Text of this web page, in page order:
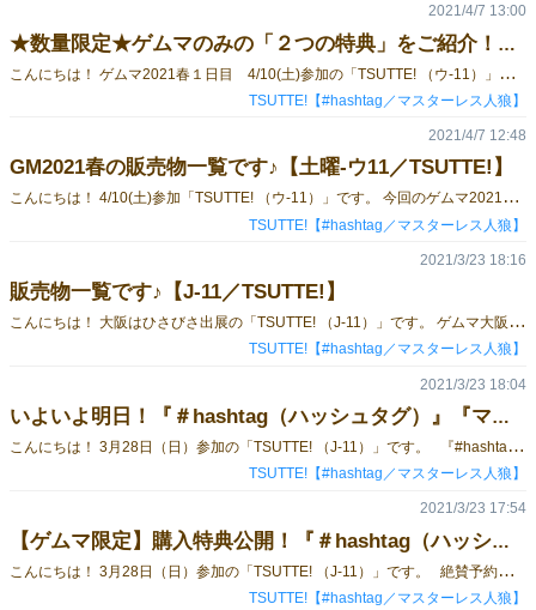
★数量限定★ゲムマのみの「２つの特典」をご紹介！【土曜-ウ11／TSUTTE!】
こ
んにちは！ ゲムマ2021春１日目 4/10(土)参加の「TSUTTE! （ウ-11）」です。 購入をお考えの方に超★お得な特典情報をお知らせ♪ ↓ ↓ ↓ ↓ ↓ ↓ 好評発売中の『#hashtag（ハッシュタグ）』、 少人数から遊べる人狼ゲーム『マスターレス人狼』ですが、 今回は素敵な特典が２つあります！！ ↓ ↓ ↓ ↓ ↓ ↓ ◆１つめは・・・【なくなり次第終了！数量限定！】事前予約限定特典！ TSUTTE!のゲーム ・#hashtag（ハッシュタグ） ・マスターレス人狼（関連の商品） を事前のお取り置き予約をいただいた方に、「人狼マスキングテープ」をプレゼント！ →人狼マステの詳細はこちら：遊べるマステ「人狼マスキングテープ」 こちらは数量限定のため、無くなり次第受付終了となりますので、 気になる方はお早めにご予約を！！ ↓事前取り置きのご予約はこちらから↓ ◆◆◆ 予約ページ ◆◆◆ ◆２つめは・・・【#hashtag購入者全員プレゼント】ゲムマ会場限定特典！ 『#hashtag（ハッシュタグ）』をイベント会場で購入してくださった方限定で 特別な「ハッシュタグカード」を2枚つけちゃいます！！ これで使える「ハッシュタグカード」の種類は162枚に… しかも、「＃ゲームマーケット」「＃戦利品」の2枚なので、ゲムマ帰りに遊んですぐ使えちゃう内容です！ ご予約は、4/9(金) 23:59までです！ ↓事前お取り置きのご予約はこちらから↓ ◆◆◆ 予約ページ ◆◆◆ 詳しくはTSUTTE!のTwitter（＠tsutte_info）にも最新情報を投稿しますので、ぜひご覧ください！ 会場MAPはこちら↓ぜひお立ち寄りください～！
2021/4/7 13:00
TSUTTE!【#hashtag／マスターレス人狼】
GM2021春の販売物一覧です♪【土曜-ウ11／TSUTTE!】
こ
んにちは！ 4/10(土)参加「TSUTTE! （ウ-11）」です。 今回のゲムマ2021春のラインナップです☆彡 ＼予約＆会場購入者限定の新たな特典付きゲーム商品もあります♪／ ↓ ↓ くわしくはこちら ↓ ↓ ★数量限定★ゲムマのみの「２つの特典」をご紹介！ ご予約は、4/9(金) 23:59までです！ ↓事前取り置きのご予約はこちらから↓ ◆◆◆ 予約ページ ◆◆◆ ◆「いいね！」される新感覚映えゲーム『＃hashtag（ハッシュタグ）』 （ゲームマーケット特別価格：2,700円 ←通販、一般販売は3,000円～なのでお得！） 過去の紹介記事はこちら→「＃hashtag（ハッシュタグ）」 ◆夜のトントン5秒だけ！4人から遊べる本格人狼『マスターレス人狼＆拡張版』 （ゲームマーケット特別価格：拡張版とのセット価格：2,000円 ←通常2,700円なのでお得！） 過去の紹介記事はこちら→「マスターレス人狼」 ◆追加ルールと追加役職が楽しめる『マスターレス人狼 拡張版～美女と野獣と森の仲間たち～』 （『マスターレス人狼』とのセット価格：2,000円、拡張版のみの価格：700円） 過去の紹介記事はこちら→「マスターレス人狼 拡張版～美女と野獣と森の仲間たち～」 ◆マスターレス人狼がアダルティックに遊べる『オ・ト・ナ♡のマスターレス人狼』 （価格：500円） 過去の紹介記事はこちら→「オ・ト・ナの♥マスターレス人狼」 詳しくはTSUTTE!のTwitter（＠tsutte_info）にも最新情報を投稿しますので、ぜひご覧ください！ 会場MAPはこちら↓ぜひお立ち寄りください～！
2021/4/7 12:48
TSUTTE!【#hashtag／マスターレス人狼】
販売物一覧です♪【J-11／TSUTTE!】
こ
んにちは！ 大阪はひさびさ出展の「TSUTTE! （J-11）」です。 ゲムマ大阪で販売するものをまとめました☆彡 ↓事前取り置きのご予約はこちらから↓ ◆◆◆ 予約ページ ◆◆◆ ◆「いいね！」される新感覚映えゲーム『＃hashtag（ハッシュタグ）』 （ゲームマーケット特別価格：2,700円 ←通販、一般販売は3,000円～なのでお得！） 過去の紹介記事はこちら→「＃hashtag（ハッシュタグ）」 ◆夜のトントン5秒だけ！4人から遊べる本格人狼『マスターレス人狼＆拡張版』 （ゲームマーケット特別価格：拡張版とのセット価格：2,000円 ←通常2,700円なのでお得！） 過去の紹介記事はこちら→「マスターレス人狼」 ◆追加ルールと追加役職が楽しめる『マスターレス人狼 拡張版～美女と野獣と森の仲間たち～』 （『マスターレス人狼』とのセット価格：2,000円、拡張版のみの価格：700円） 過去の紹介記事はこちら→「マスターレス人狼 拡張版～美女と野獣と森の仲間たち～」 ◆マスターレス人狼がアダルティックに遊べる『オ・ト・ナ♡のマスターレス人狼』 （価格：500円） 過去の紹介記事はこちら→「オ・ト・ナの♥マスターレス人狼」 ◆遊べるマスキングテープ『人狼マスキングテープ』 （価格：500円） 過去の紹介記事はこちら→遊べるマステ「人狼マスキングテープ」 詳しくはTSUTTE!のTwitter（＠tsutte_info）にも最新情報を投稿しますので、ぜひご覧ください！ 会場MAPはこちら↓ぜひお立ち寄りください～！ ※遠方からの出展により、申し訳ございませんが15時頃には撤収をさせていただきます。 お時間に余裕がある時に早めにブースに遊びに来ていただけますと嬉しいです…！
2021/3/23 18:16
TSUTTE!【#hashtag／マスターレス人狼】
いよいよ明日！『＃hashtag（ハッシュタグ）』『マスターレス人狼』
こ
んにちは！ 3月28日（日）参加の「TSUTTE! （J-11）」です。 『#hashtag（ハッシュタグ）』と、大好評いただいている『マスターレス人狼』を持って、ゲムマ大阪へ参戦いたします！ みなさまよろしくお願いいたします！ 現物の162種類（会場限定特典含みます）のハッシュタグカード、この枚数はすごいです！！ ＞＞ドドーーーーーーン！！！＜＜ ※『#hashtag（ハッシュタグ）』概要については【こちらの記事】をご覧ください！ 「マスターレス人狼」のほか、アダルティックに楽しめる「オ・ト・ナ♡のマスターレス人狼」や、いつでも人狼ができてゲムマ土産にもぴったりの「人狼マスキングテープ」なども販売予定です。 ↓事前取り置きのご予約はこちらから↓ ◆◆◆ 予約ページ ◆◆◆ ご予約は、3月27日（土） 23:59までです！ ブースでの受取は、3月28日（日）14時までにお願いします TSUTTE!のTwitter（＠tsutte_info）でゲムマ2019秋のブース状況を紹介していきますので、こちらもぜひご覧ください！ 会場MAPはこちら↓ぜひお立ち寄りください～！ ※遠方からの出展により、申し訳ございませんが15時頃には撤収をさせていただきます。 お時間に余裕がある時に早めにブースに遊びに来ていただけますと嬉しいです…！
2021/3/23 18:04
TSUTTE!【#hashtag／マスターレス人狼】
【ゲムマ限定】購入特典公開！『＃hashtag（ハッシュタグ）』
こ
んにちは！ 3月28日（日）参加の「TSUTTE! （J-11）」です。 絶賛予約受付中の『#hashtag（ハッシュタグ）』ですが、イベント会場で購入してくださった方限定で特別な「ハッシュタグカード」を2枚つけちゃいます！！ これで使える「ハッシュタグカード」の種類は162枚に… しかも、「＃ゲームマーケット」「＃戦利品」の2枚なので、ゲムマ帰りに遊んですぐ使えちゃう内容ですよ！！ ↓事前取り置きのご予約はこちらから↓ ◆◆◆ 予約ページ ◆◆◆ ご予約は、3月27日（土） 23:59までです！ ブースでの受取は、3月28日（日）14時までにお願いします ※『#hashtag（ハッシュタグ）』概要については【こちらの記事】をご覧ください！ 【概要】 人数：３～６人 プレイ時間：約１０分 対象年齢：８歳以上 【内容物】 ・ハッシュタグカード：１６０枚 ・SNS枠カード：６枚 ・サンプル写真集：1枚 ※外箱には２枚とありますが、1枚の両面印刷の間違いです。失礼いたしました。 ・遊び方説明書：１枚 【価格】 2,700円 「マスターレス人狼」のほか、アダルティックに楽しめる「オ・ト・ナ♡のマスターレス人狼」や、いつでも人狼ができてゲムマ土産にもぴったりの「人狼マスキングテープ」なども販売予定です。 詳しくはTSUTTE!のTwitter（＠tsutte_info）やこちらのブログで今後紹介いたしますのでぜひご覧ください！ 会場MAPはこちら↓ぜひお立ち寄りください～！
2021/3/23 17:54
TSUTTE!【#hashtag／マスターレス人狼】